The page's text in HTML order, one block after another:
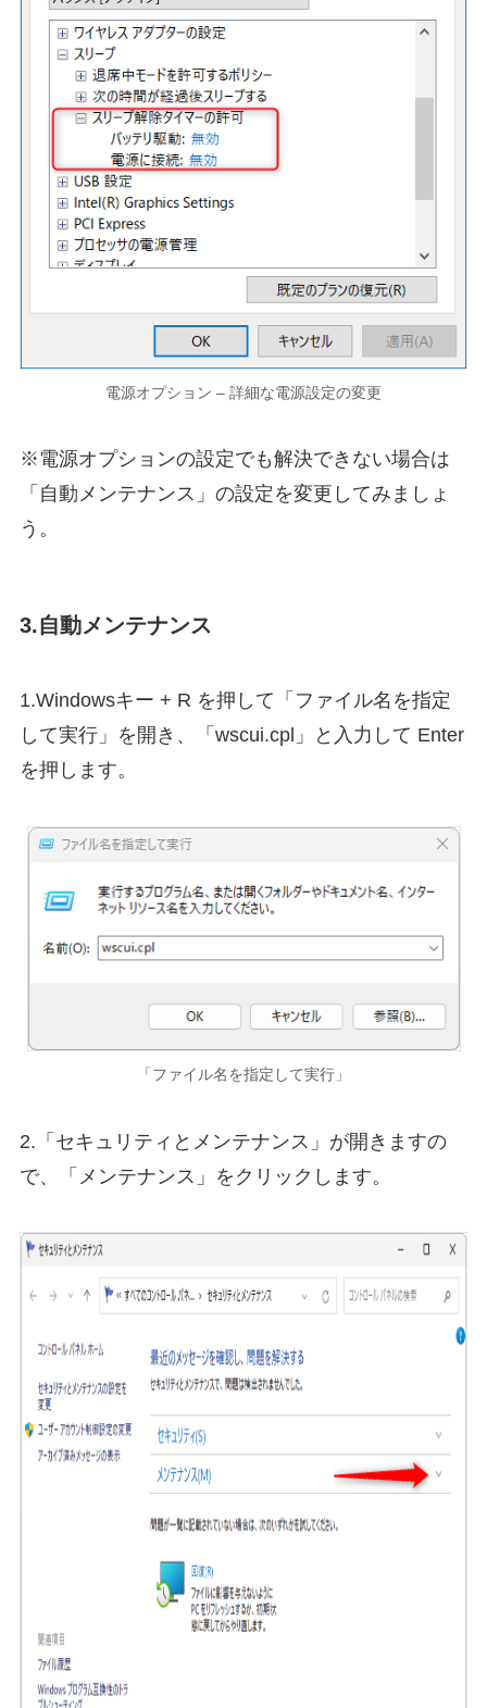
電源オプション – 詳細な電源設定の変更
※電源オプションの設定でも解決できない場合は
「自動メンテナンス」の設定を変更してみましょ
う。
3.自動メンテナンス
1.Windowsキー + R を押して「ファイル名を指定
して実行」を開き、「wscui.cpl」と入力して Enter
を押します。
「ファイル名を指定して実行」
2.「セキュリティとメンテナンス」が開きますの
で、「メンテナンス」をクリックします。